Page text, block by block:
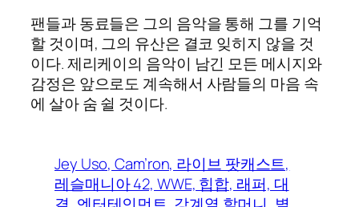
팬들과 동료들은 그의 음악을 통해 그를 기억
할 것이며, 그의 유산은 결코 잊히지 않을 것
이다. 제리케이의 음악이 남긴 모든 메시지와
감정은 앞으로도 계속해서 사람들의 마음 속
에 살아 숨 쉴 것이다.
Jey Uso, Cam’ron, 라이브 팟캐스트,
레슬매니아 42, WWE, 힙합, 래퍼, 대